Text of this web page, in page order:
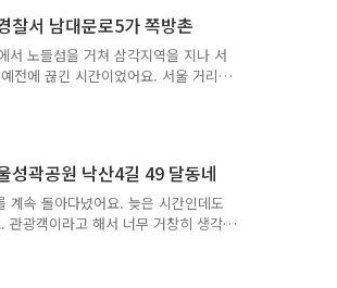
운 곳이야. 아니, 영등포역 그 자체가
. 영등포역이란 혼란, 혼돈, 카오스
하다는 말이 꽤 있어요. ..
찰서 남대문로5가 쪽방촌
서 노들섬을 거쳐 삼각지역을 지나 서
전에 끊긴 시간이었어요. 서울 거리에
역이 가까워지고 있었어요. 서울역이
기가 도사리고 있는 곳이 쏟아져 나
서울역까지가 쪽방이 많이 있는 곳이
히게 낙후된 곳 중 하나에요. 그리고
에 밀렸지만요. 서울역 및 그 근방은
성곽공원 낙산4길 49 달동네
계속 돌아다녔어요. 늦은 시간인데도
관광객이라고 해서 너무 거창히 생각
며 동네 구경하는 외지인들을 말하
낙 유명하다보니 이쪽으로 오는 사람